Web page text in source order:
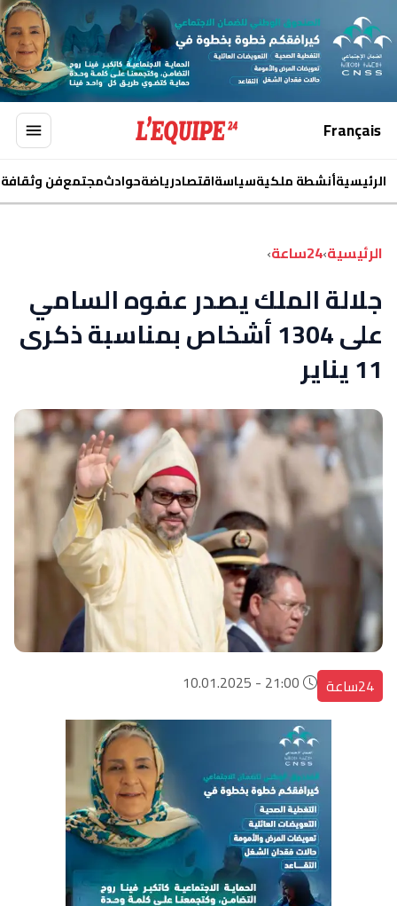
Français
الرئيسيةأنشطة ملكيةسياسةاقتصادرياضةحوادثمجتمعفن وثقافة
الرئيسية›24ساعة ›
جلالة الملك يصدر عفوه السامي
على 1304 أشخاص بمناسبة ذكرى
11 يناير
24ساعة